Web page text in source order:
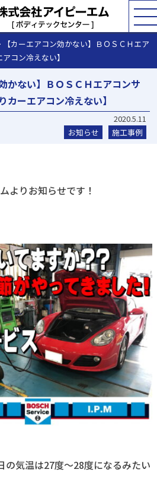
【カーエアコン効かない】ＢＯＳＣＨエア
コン冷えない】
かない】ＢＯＳＣＨエアコンサ
カーエアコン冷えない】
2020.5.11
お知らせ
施工事例
よりお知らせです！
の気温は27度～28度になるみたい